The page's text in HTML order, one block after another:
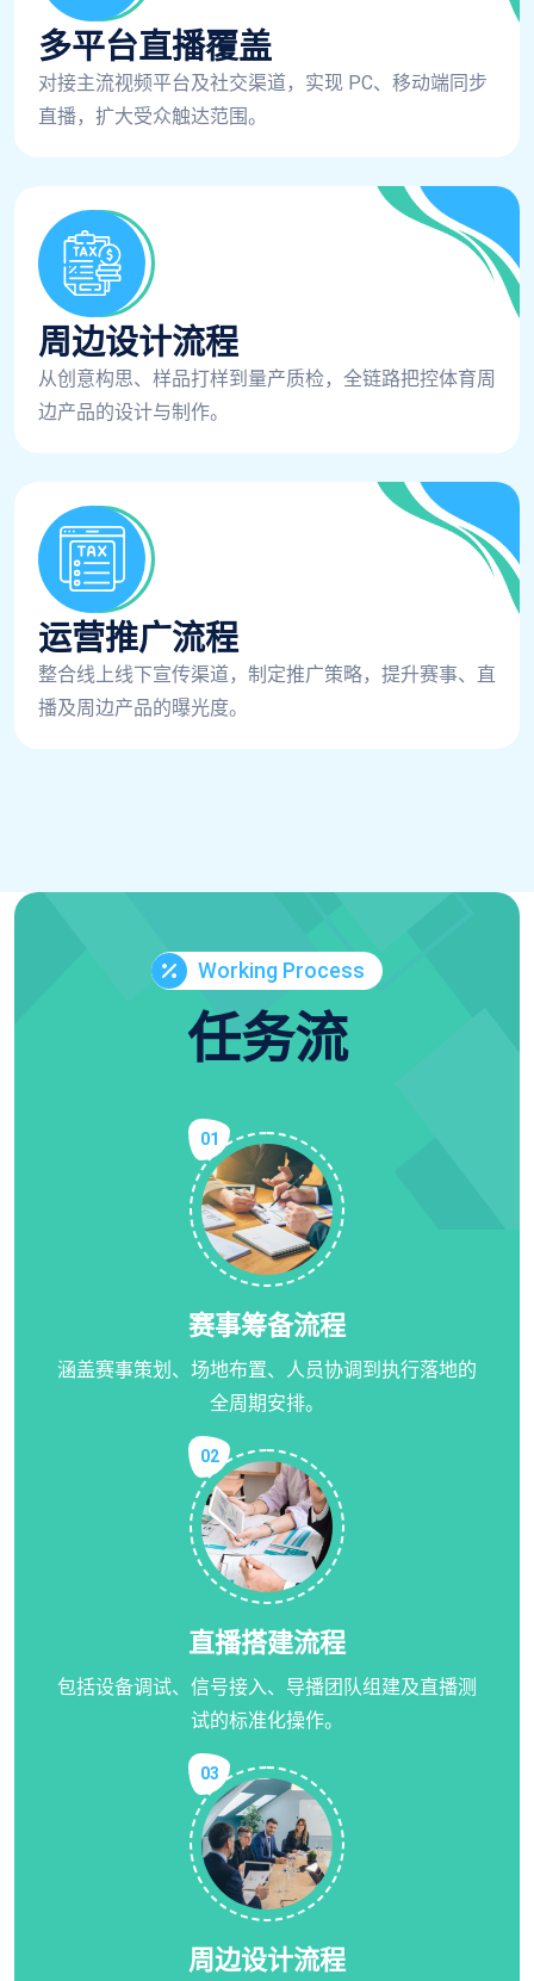
多平台直播覆盖
对接主流视频平台及社交渠道，实现 PC、移动端同步
直播，扩大受众触达范围。
周边设计流程
从创意构思、样品打样到量产质检，全链路把控体育周
边产品的设计与制作。
运营推广流程
整合线上线下宣传渠道，制定推广策略，提升赛事、直
播及周边产品的曝光度。
Working Process
任务流
01
赛事筹备流程
涵盖赛事策划、场地布置、人员协调到执行落地的
全周期安排。
02
直播搭建流程
包括设备调试、信号接入、导播团队组建及直播测
试的标准化操作。
03
周边设计流程